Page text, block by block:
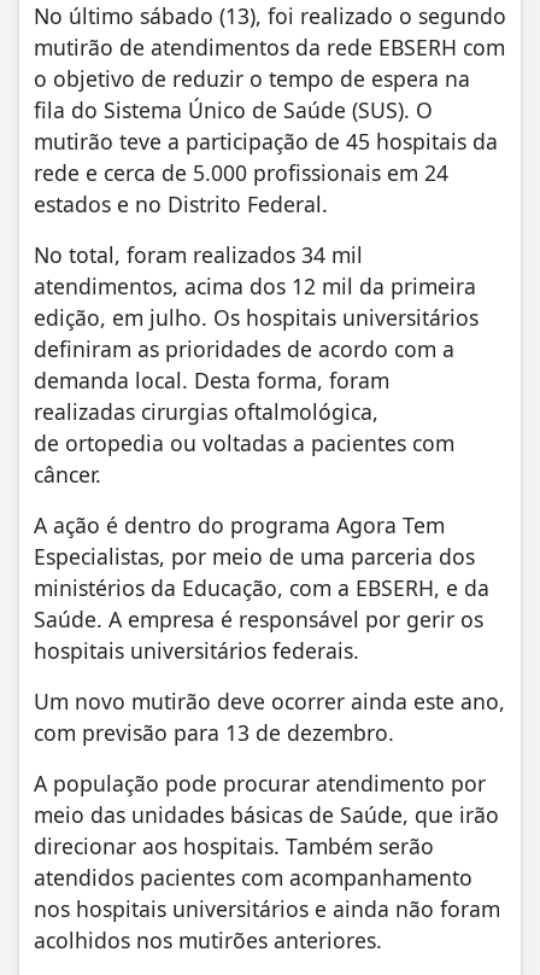
No último sábado (13), foi realizado o segundo
mutirão de atendimentos da rede EBSERH com
o objetivo de reduzir o tempo de espera na
fila do Sistema Único de Saúde (SUS). O
mutirão teve a participação de 45 hospitais da
rede e cerca de 5.000 profissionais em 24
estados e no Distrito Federal.
No total, foram realizados 34 mil
atendimentos, acima dos 12 mil da primeira
edição, em julho. Os hospitais universitários
definiram as prioridades de acordo com a
demanda local. Desta forma, foram
realizadas cirurgias oftalmológica,
de ortopedia ou voltadas a pacientes com
câncer.
A ação é dentro do programa Agora Tem
Especialistas, por meio de uma parceria dos
ministérios da Educação, com a EBSERH, e da
Saúde. A empresa é responsável por gerir os
hospitais universitários federais.
Um novo mutirão deve ocorrer ainda este ano,
com previsão para 13 de dezembro.
A população pode procurar atendimento por
meio das unidades básicas de Saúde, que irão
direcionar aos hospitais. Também serão
atendidos pacientes com acompanhamento
nos hospitais universitários e ainda não foram
acolhidos nos mutirões anteriores.